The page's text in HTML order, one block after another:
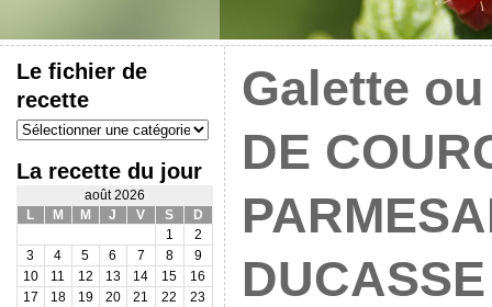
Le fichier de
recette
Le
fichier
recette
La recette du jour
août 2026
L
M M J V S
D
1
2
3
4 5 6 7 8
9
10
11 12 13 14 15
16
17
18 19 20 21 22
23
Galette
DE
DUCASSE